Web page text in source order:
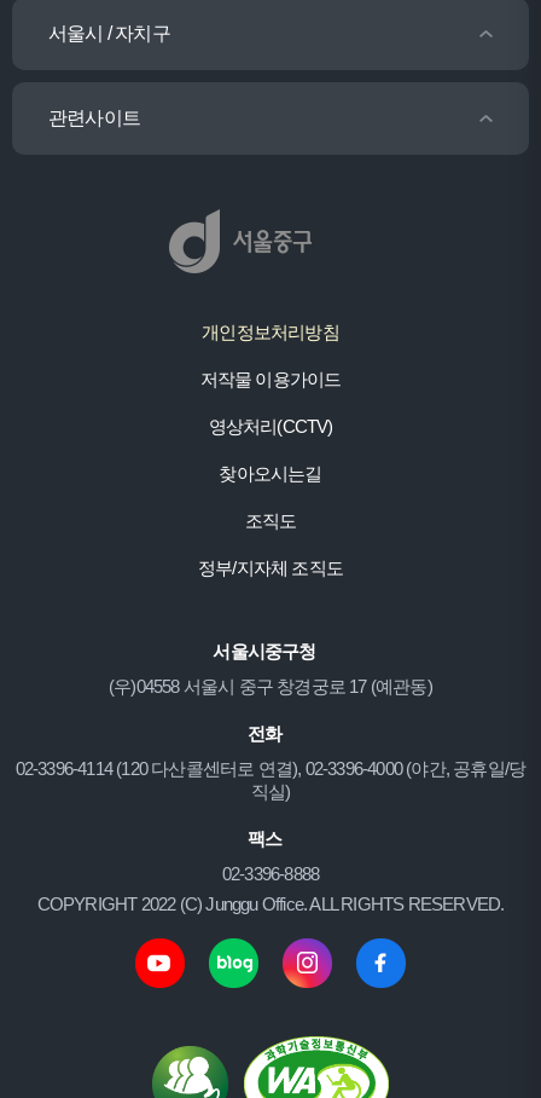
서울시 / 자치구
관련사이트
개인정보처리방침
저작물 이용가이드
영상처리(CCTV)
찾아오시는길
조직도
정부/지자체 조직도
서울시중구청
(우)04558 서울시 중구 창경궁로 17 (예관동)
전화
02-3396-4114 (120 다산콜센터로 연결), 02-3396-4000 (야간, 공휴일/당
직실)
팩스
02-3396-8888
COPYRIGHT 2022 (C) Junggu Office. ALL RIGHTS RESERVED.